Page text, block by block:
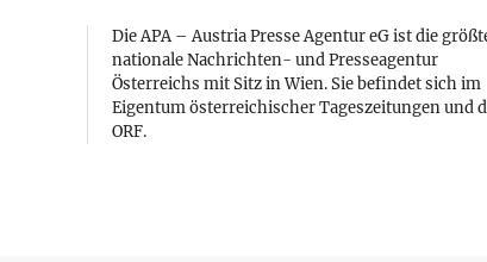
Die APA – Austria Presse Agentur eG ist die
nationale Nachrichten- und Presseagentur
Österreichs mit Sitz in Wien. Sie befindet sich im
Eigentum österreichischer Tageszeitungen und
ORF.